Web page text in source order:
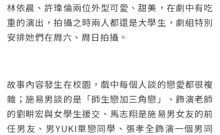
林依晨、許瑋倫兩位外型可愛、甜美，在劇中有吃
重的演出，拍攝之時兩人都還是大學生，劇組特別
安排她們在周六、周日拍攝。
故事內容發生在校園，戲中每個人談的戀愛都很複
雜；施易男談的是「師生戀加三角戀」、飾演老師
的劉畊宏與女學生援交、馬志翔是施易男女友的前
任男友、男YUKI單戀同學、張孝全飾演一個男同